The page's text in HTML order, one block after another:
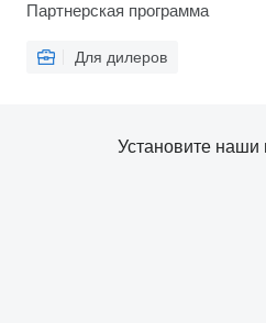
Партнерская программа
Для дилеров
Установите наши